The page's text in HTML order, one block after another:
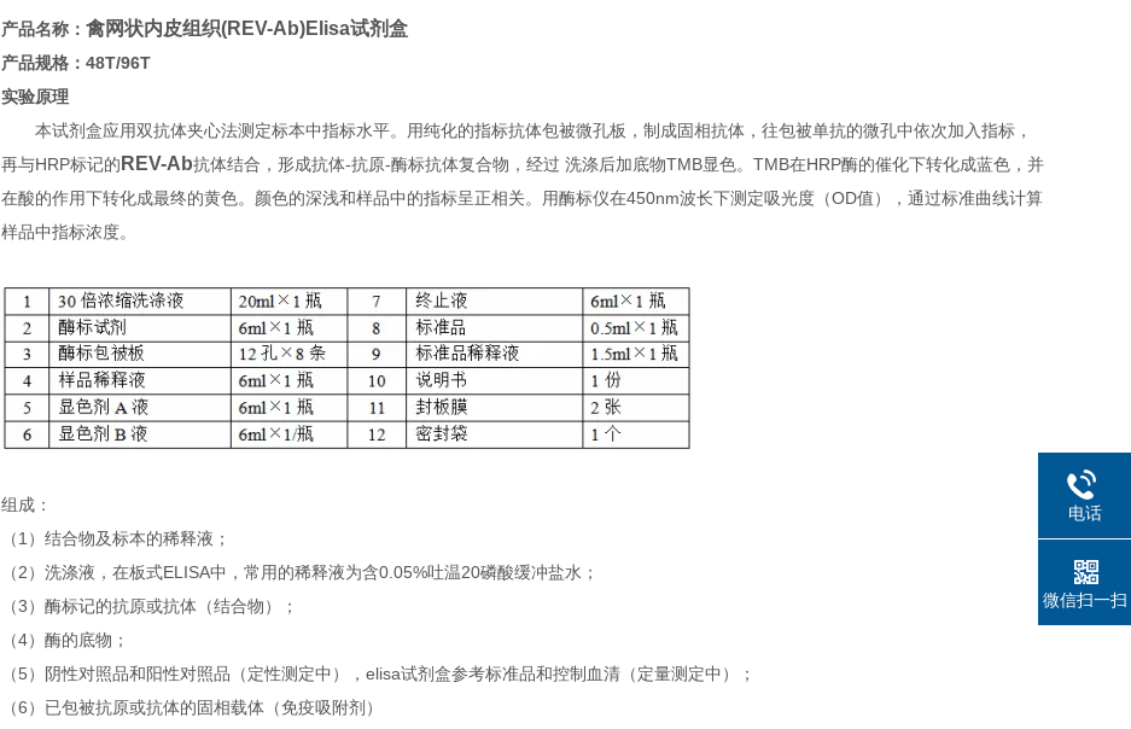
产品名称： 禽网状内皮组织(REV-Ab)Elisa试剂盒
产品规格：48T/96T
实验原理
本试剂盒应用双抗体夹心法测定标本中指标水平。用纯化的指标抗体包被微孔板，制成固相抗体，往包被单抗的微孔中依次加入指标，
再与HRP标记的 REV-Ab抗体结合，形成抗体-抗原-酶标抗体复合物，经过 洗涤后加底物TMB显色。TMB在HRP酶的催化下转化成蓝色，并
在酸的作用下转化成最终的黄色。颜色的深浅和样品中的指标呈正相关。用酶标仪在450nm波长下测定吸光度（OD值），通过标准曲线计算
样品中指标浓度。
组成：
（1）结合物及标本的稀释液；
（2）洗涤液，在板式ELISA中，常用的稀释液为含0.05%吐温20磷酸缓冲盐水；
（3）酶标记的抗原或抗体（结合物）；
（4）酶的底物；
（5）阴性对照品和阳性对照品（定性测定中），elisa试剂盒参考标准品和控制血清（定量测定中）；
（6）已包被抗原或抗体的固相载体（免疫吸附剂）
电话
微信扫一扫